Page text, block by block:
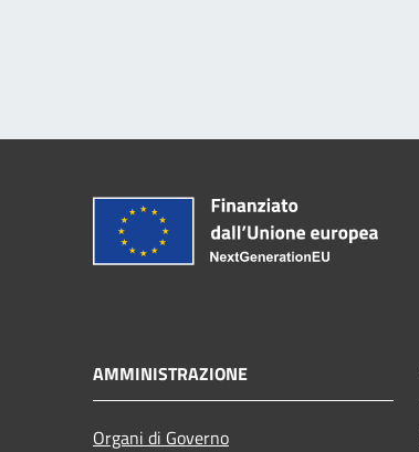
AMMINISTRAZIONE
Organi di Governo